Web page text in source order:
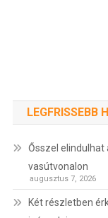
LEGFRISSEBB
Ősszel
vasútvonalon
augusztus 7, 2026
Két részletben